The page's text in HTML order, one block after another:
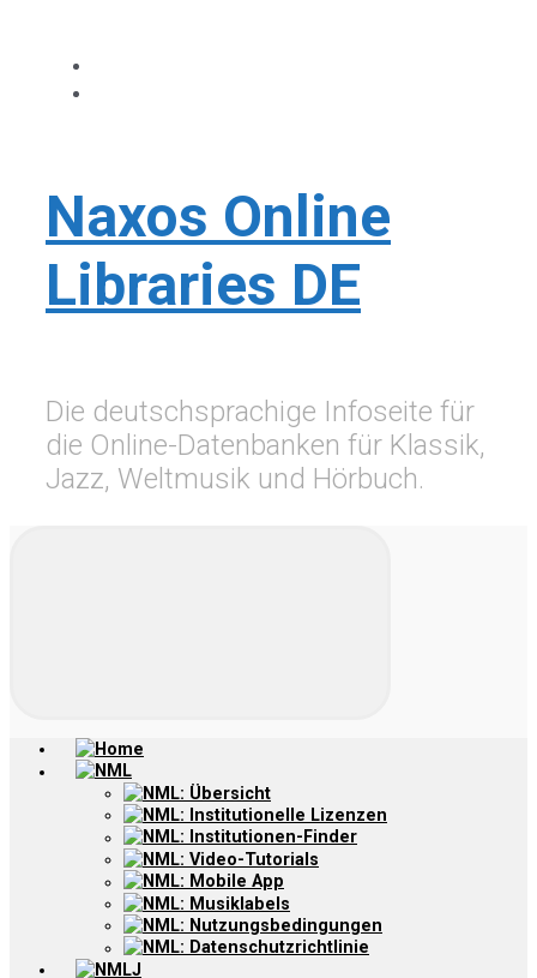
Naxos Online
Libraries DE
Die deutschsprachige Infoseite für
die Online-Datenbanken für Klassik,
Jazz, Weltmusik und Hörbuch.
Home
NML
NML: Übersicht
NML: Institutionelle Lizenzen
NML: Institutionen-Finder
NML: Video-Tutorials
NML: Mobile App
NML: Musiklabels
NML: Nutzungsbedingungen
NML: Datenschutzrichtlinie
NMLJ